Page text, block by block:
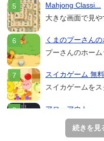
Mahjong Classi...
大きな画面で見や
くまのプーさんの
プーさんのホー
スイカゲーム 無
スイカゲームを
アローアウト
すべての矢印を
続きを見